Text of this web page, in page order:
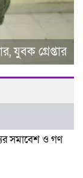
যুবক গ্রেপ্তার
সমাবেশ ও গণ